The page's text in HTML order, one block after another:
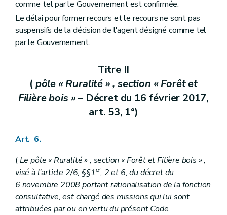
comme tel par le Gouvernement est confirmée.
Le délai pour former recours et le recours ne sont pas
suspensifs de la décision de l'agent désigné comme tel
par le Gouvernement.
Titre II
(pôle « Ruralité » , section « Forêt et
Filière bois »– Décret du 16 février 2017,
art. 53, 1°)
Art. 6.
(Le pôle « Ruralité » , section « Forêt et Filière bois » ,
visé à l'article 2/6, §§1er, 2 et 6, du décret du
6 novembre 2008 portant rationalisation de la fonction
consultative, est chargé des missions qui lui sont
attribuées par ou en vertu du présent Code.